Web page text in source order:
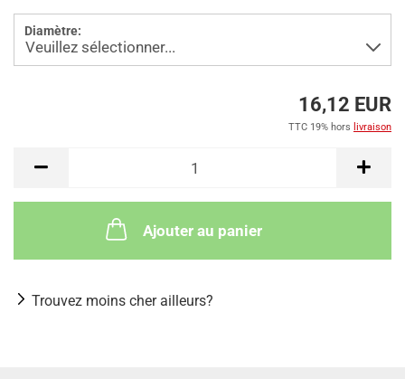
Diamètre:
16,12 EUR
TTC 19% hors livraison
Ajouter au panier
Trouvez moins cher ailleurs?